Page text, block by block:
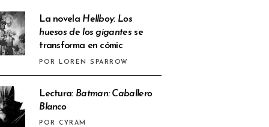
La novela Hellboy: Los
huesos de los gigantesse
transforma en cómic
POR LOREN SPARROW
Lectura: Batman: Caballero
Blanco
POR CYRAM